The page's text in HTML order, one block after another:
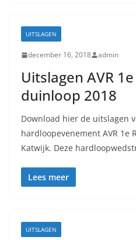
UITSLAGEN
december 16, 2018 admin
Uitslagen AVR
duinloop 2018
Download hier de uitslagen
hardloopevenement AVR
Katwijk. Deze
Lees meer
UITSLAGEN